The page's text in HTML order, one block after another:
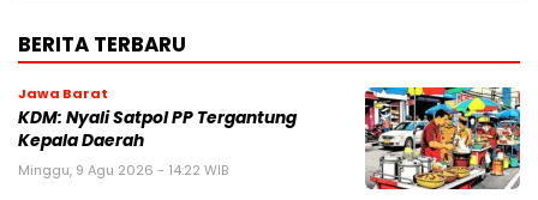
BERITA TERBARU
Jawa Barat
KDM: Nyali Satpol PP Tergantung
Kepala Daerah
Minggu, 9 Agu 2026 - 14:22 WIB